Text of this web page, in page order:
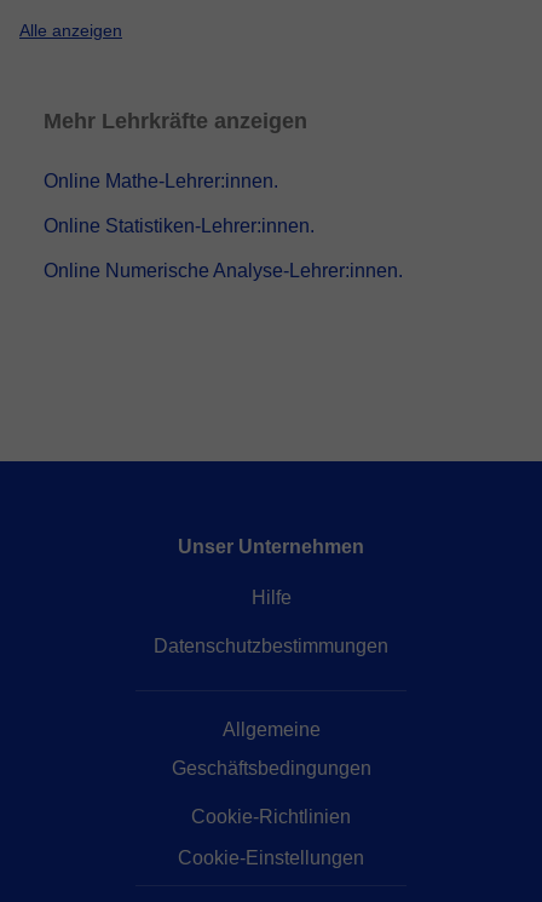
Alle anzeigen
Mehr Lehrkräfte anzeigen
Online Mathe-Lehrer:innen.
Online Statistiken-Lehrer:innen.
Online Numerische Analyse-Lehrer:innen.
Unser Unternehmen
Hilfe
Datenschutzbestimmungen
Allgemeine
Geschäftsbedingungen
Cookie-Richtlinien
Cookie-Einstellungen